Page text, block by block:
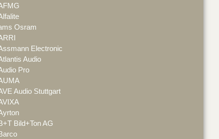
Osram
Electronic
Audio
Pro
Audio Stuttgart
Bild+Ton AG